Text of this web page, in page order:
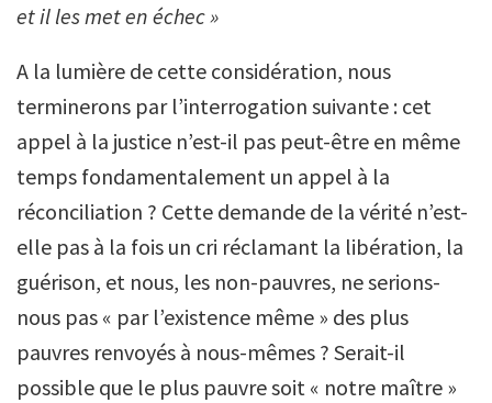
et il les met en échec »
A la lumière de cette considération, nous
terminerons par l’interrogation suivante : cet
appel à la justice n’est-il pas peut-être en même
temps fondamentalement un appel à la
réconciliation ? Cette demande de la vérité n’est-
elle pas à la fois un cri réclamant la libération, la
guérison, et nous, les non-pauvres, ne serions-
nous pas « par l’existence même » des plus
pauvres renvoyés à nous-mêmes ? Serait-il
possible que le plus pauvre soit « notre maître »